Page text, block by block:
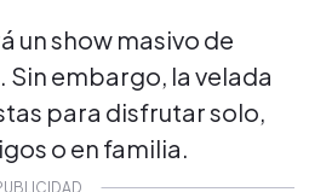
un show masivo de
embargo, la velada
para disfrutar solo,
o en familia.